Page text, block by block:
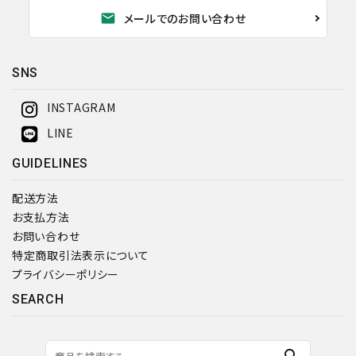
mail メールでのお問い合わせ
SNS
INSTAGRAM
LINE
GUIDELINES
配送方法
お支払方法
お問い合わせ
特定商取引法表示について
プライバシーポリシー
SEARCH